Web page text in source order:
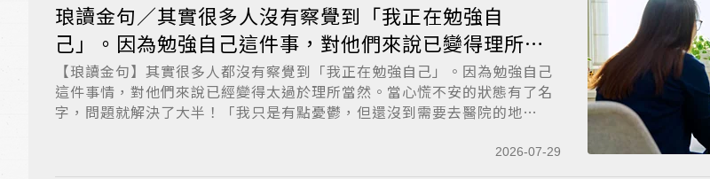
琅讀金句／其實很多人沒有察覺到「我正在勉強自
己」。因為勉強自己這件事，對他們來說已變得理所當
然
【琅讀金句】其實很多人都沒有察覺到「我正在勉強自己」。因為勉強自己
這件事情，對他們來說已經變得太過於理所當然。當心慌不安的狀態有了名
字，問題就解決了大半！「我只是有點憂鬱，但還沒到需要去醫院的地
2026-07-29